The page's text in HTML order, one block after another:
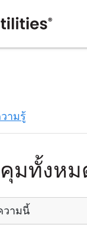
ามรู้
มทั้งหม
วามนี้